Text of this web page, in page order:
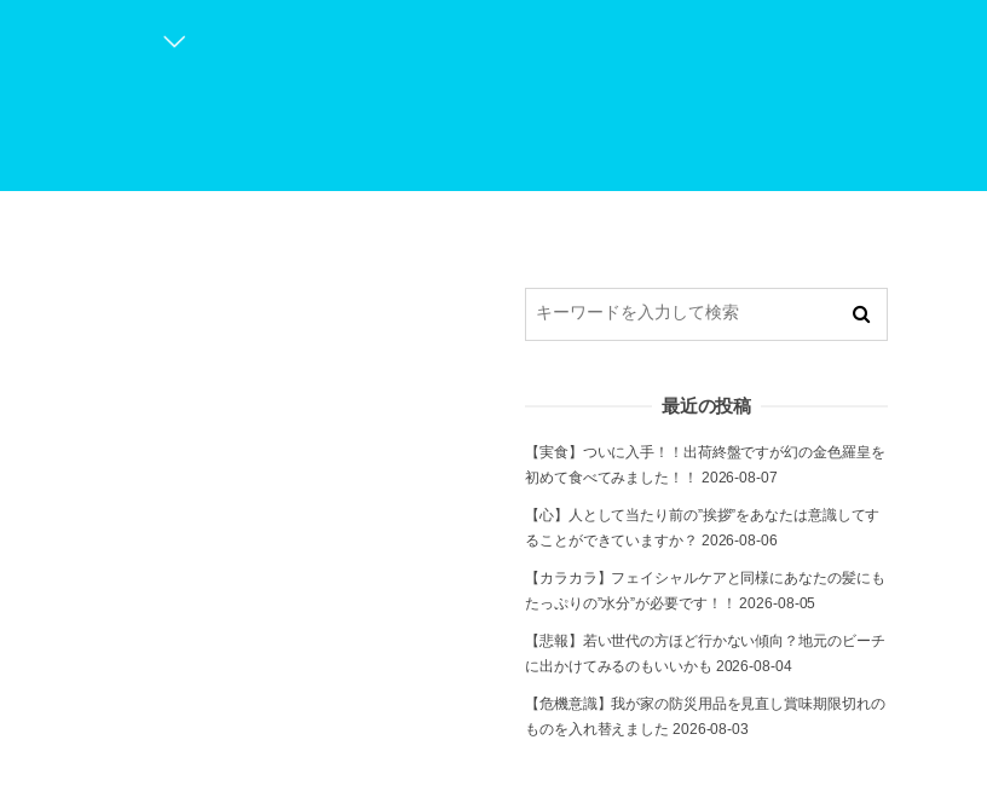
最近の投稿
【実食】ついに入手！！出荷終盤ですが幻の金色羅皇を
初めて食べてみました！！ 2026-08-07
【心】人として当たり前の”挨拶”をあなたは意識してす
ることができていますか？ 2026-08-06
【カラカラ】フェイシャルケアと同様にあなたの髪にも
たっぷりの”水分”が必要です！！ 2026-08-05
【悲報】若い世代の方ほど行かない傾向？地元のビーチ
に出かけてみるのもいいかも 2026-08-04
【危機意識】我が家の防災用品を見直し賞味期限切れの
ものを入れ替えました 2026-08-03